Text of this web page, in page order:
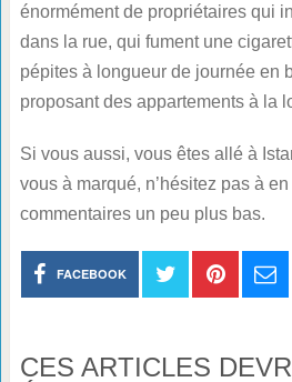
énormément de propriétaires qui
dans la rue, qui fument une
pépites à longueur de journée en
proposant des appartements à la
Si vous aussi, vous êtes allé à
vous à marqué, n’hésitez pas à
commentaires un peu plus bas.
FACEBOOK
CES ARTICLES